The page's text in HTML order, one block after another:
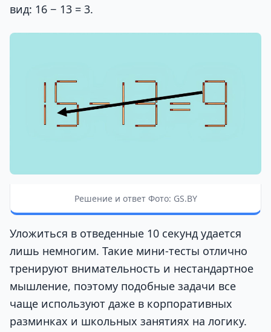
вид: 16 − 13 = 3.
Решение и ответ Фото: GS.BY
Уложиться в отведенные 10 секунд удается
лишь немногим. Такие мини-тесты отлично
тренируют внимательность и нестандартное
мышление, поэтому подобные задачи все
чаще используют даже в корпоративных
разминках и школьных занятиях на логику.